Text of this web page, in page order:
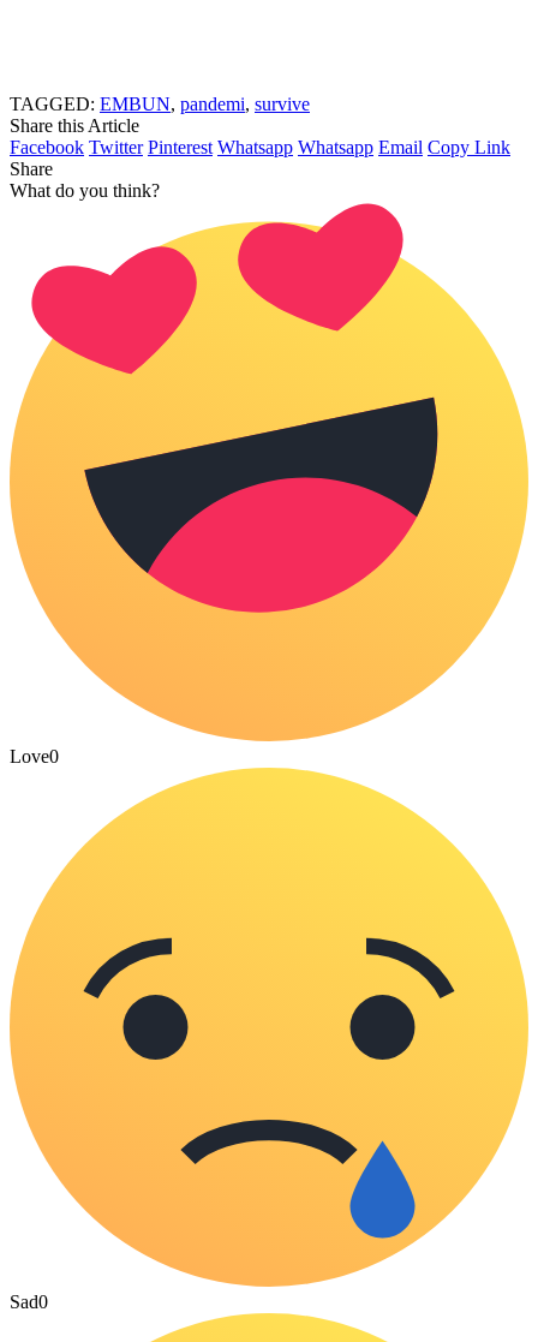
TAGGED: EMBUN, pandemi, survive
Share this Article
Facebook Twitter Pinterest Whatsapp Whatsapp Email Copy Link
Share
What do you think?
Love0
Sad0